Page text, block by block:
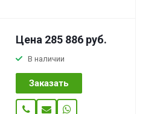
Цена 285 886 руб.
В наличии
Заказать